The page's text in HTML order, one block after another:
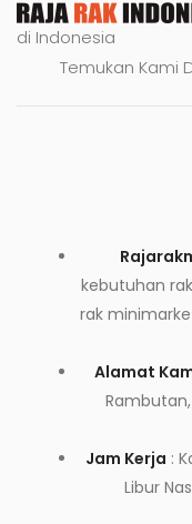
di Indonesia
Temukan Kami
kebutuhan
rak
Alamat
Jam Kerja :
Libur